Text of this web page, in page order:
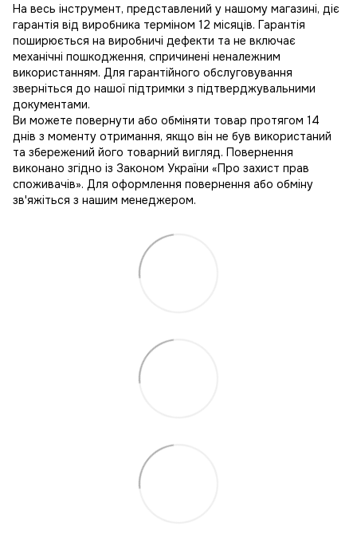
На весь інструмент, представлений у нашому магазині, діє
гарантія від виробника терміном 12 місяців. Гарантія
поширюється на виробничі дефекти та не включає
механічні пошкодження, спричинені неналежним
використанням. Для гарантійного обслуговування
зверніться до нашої підтримки з підтверджувальними
документами.
Ви можете повернути або обміняти товар протягом 14
днів з моменту отримання, якщо він не був використаний
та збережений його товарний вигляд. Повернення
виконано згідно із Законом України «Про захист прав
споживачів». Для оформлення повернення або обміну
зв'яжіться з нашим менеджером.